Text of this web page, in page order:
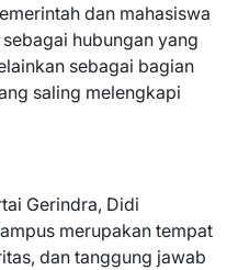
dan mahasiswa
hubungan yang
sebagai bagian
saling melengkapi
Gerindra, Didi
merupakan tempat
dan tanggung jawab